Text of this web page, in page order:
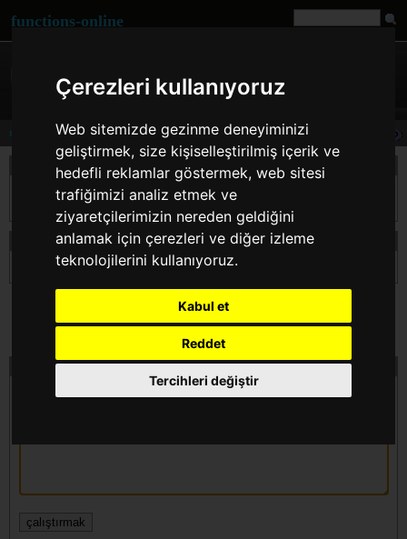
Çerezleri kullanıyoruz
Web sitemizde gezinme deneyiminizi
geliştirmek, size kişiselleştirilmiş içerik ve
hedefli reklamlar göstermek, web sitesi
trafiğimizi analiz etmek ve
ziyaretçilerimizin nereden geldiğini
anlamak için çerezleri ve diğer izleme
teknolojilerini kullanıyoruz.
Kabul et
Reddet
Tercihleri değiştir
functions-online
rawurldecode
Açıklama
Belirtilen $str i?indeki %## dizilimlerinin yerine karşılığı olan karakterleri
yerleştirerek dizgenin kodlamasını kaldırır.
beyanın rawurldecode
rawurldecode( string $str )
testi rawurldecode çevrimiçi